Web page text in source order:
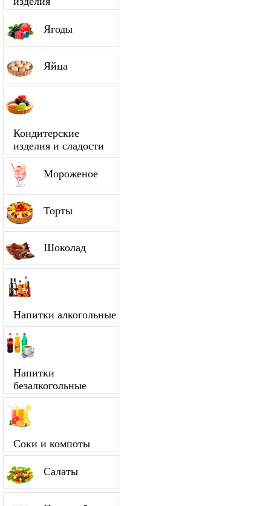
Ягоды
Яйца
Кондитерские
изделия и сладости
Мороженое
Торты
Шоколад
Напитки алкогольные
Напитки
безалкогольные
Соки и компоты
Салаты